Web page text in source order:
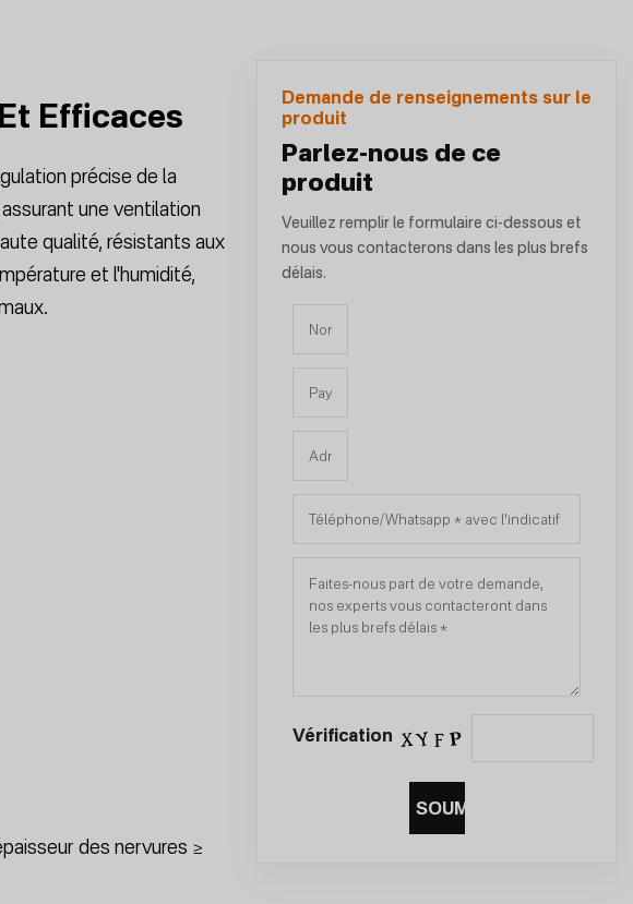
Efficaces
précise de la
une ventilation
qualité, résistants aux
et l'humidité,
des nervures ≥
Demande de renseignements sur le
produit
Parlez-nous de ce
produit
Veuillez remplir le formulaire ci-dessous et
nous vous contacterons dans les plus brefs
délais.
Vérification
SOUMETTRE